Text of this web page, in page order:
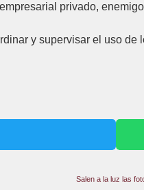
privado,
y supervisar el uso
Salen a la luz las